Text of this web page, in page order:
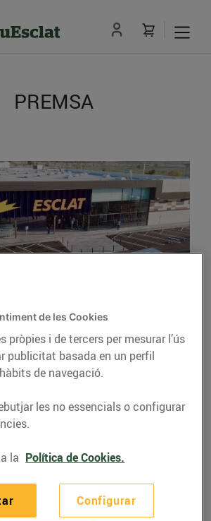
PREMSA
obrirà 20
segon
de 2018
el segon semestre de l’any, el
establiments Bonpreu i Esclat, 9
de compra online.
obertures es generaran
de les Cookies
pròpies i de tercers per mesurar l’ús
publicitat basada en un perfil
de navegació.
les no essencials o configurar
la Política de Cookies.
Configurar